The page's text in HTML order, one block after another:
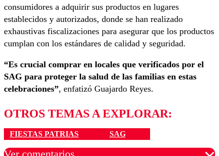
consumidores a adquirir sus productos en lugares
establecidos y autorizados, donde se han realizado
exhaustivas fiscalizaciones para asegurar que los productos
cumplan con los estándares de calidad y seguridad.
“Es crucial comprar en locales que verificados por el
SAG para proteger la salud de las familias en estas
celebraciones”, enfatizó Guajardo Reyes.
OTROS TEMAS A EXPLORAR:
FIESTAS PATRIAS SAG